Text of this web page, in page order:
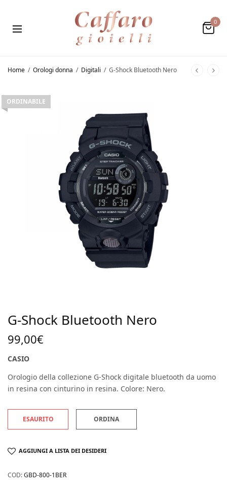
0
Home / Orologi donna / Digitali / G-Shock Bluetooth Nero
ORDINABILE
G-Shock Bluetooth Nero
99,00€
CASIO
Orologio della collezione G-Shock digitale bluetooth da uomo
in resina con cinturino in resina. Colore: Nero.
ESAURITO ORDINA
AGGIUNGI A LISTA DEI DESIDERI
COD:GBD-800-1BER